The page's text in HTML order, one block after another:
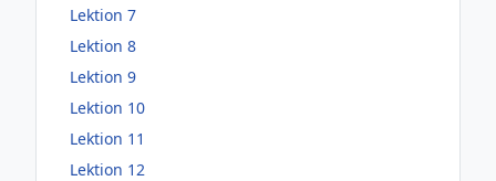
Lektion 7
Lektion 8
Lektion 9
Lektion 10
Lektion 11
Lektion 12